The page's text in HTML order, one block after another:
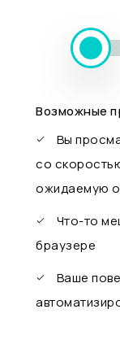
Возможные
Вы
со
ожидаемую
Что-то
браузере
Ваше